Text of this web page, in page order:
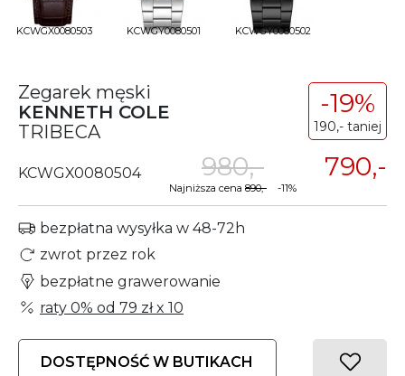
KCWGX0080503 KCWGY0080501 KCWGY0080502
Zegarek męski
KENNETH COLE
TRIBECA
-19%
190,- taniej
KCWGX0080504 790,-
980,-
Najniższa cena 890,- -11%
bezpłatna wysyłka w 48-72h
zwrot przez rok
bezpłatne grawerowanie
raty 0% od 79 złx 10
DOSTĘPNOŚĆ W BUTIKACH